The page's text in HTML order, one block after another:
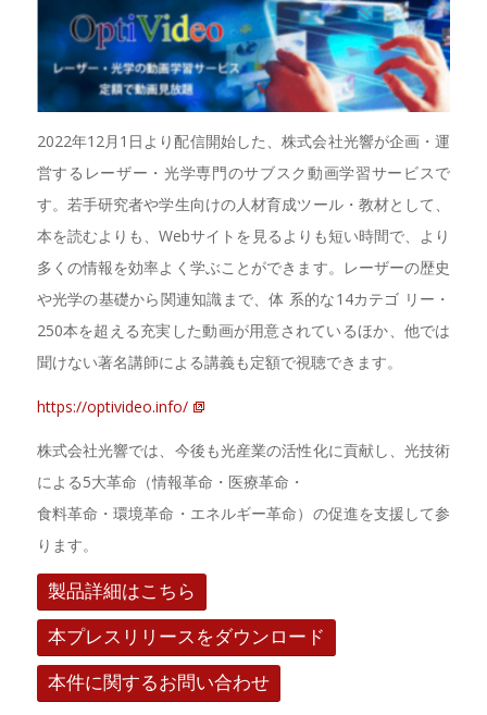
2022年12月1日より配信開始した、株式会社光響が企画・運
営するレーザー・光学専門のサブスク動画学習サービスで
す。若手研究者や学生向けの人材育成ツール・教材として、
本を読むよりも、Webサイトを見るよりも短い時間で、より
多くの情報を効率よく学ぶことができます。レーザーの歴史
や光学の基礎から関連知識まで、体 系的な14カテゴ リー・
250本を超える充実した動画が用意されているほか、他では
聞けない著名講師による講義も定額で視聴できます。
https://optivideo.info/
株式会社光響では、今後も光産業の活性化に貢献し、光技術
による5大革命（情報革命・医療革命・
食料革命・環境革命・エネルギー革命）の促進を支援して参
ります。
製品詳細はこちら
本プレスリリースをダウンロード
本件に関するお問い合わせ